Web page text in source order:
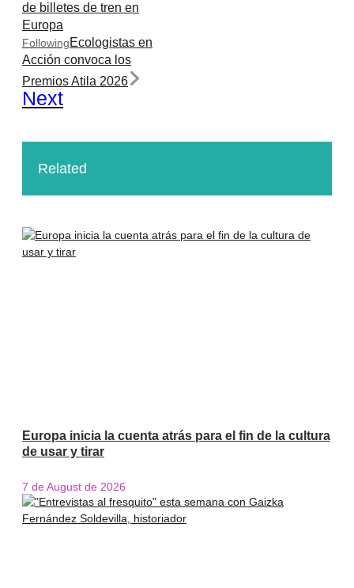
de billetes de tren en
Europa
FollowingEcologistas en
Acción convoca los
Premios Atila 2026
Next
Related
Europa inicia la cuenta atrás para el fin de la cultura
de usar y tirar
7 de August de 2026